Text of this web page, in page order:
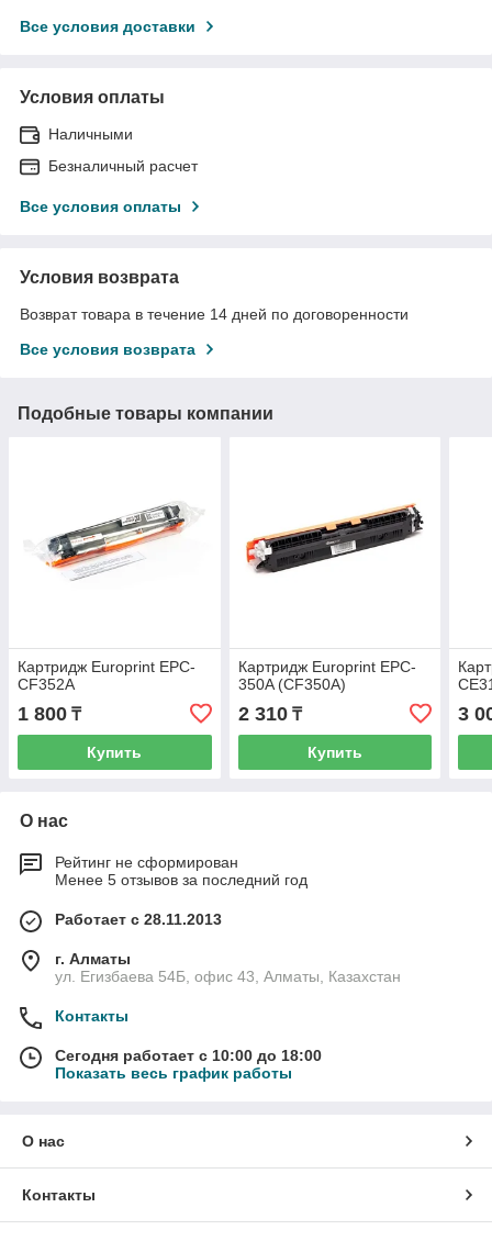
Все условия доставки
Условия оплаты
Наличными
Безналичный расчет
Все условия оплаты
Условия возврата
Возврат товара в течение 14 дней по договоренности
Все условия возврата
Подобные товары компании
Картридж Europrint EPC-
CF352A
1 800 ₸
Купить
Картридж Europrint EPC-
350A (CF350A)
2 310₸
Купить
3
О нас
Рейтинг не сформирован
Менее 5 отзывов за последний год
Работает с 28.11.2013
г. Алматы
ул. Егизбаева 54Б, офис 43, Алматы, Казахстан
Контакты
Сегодня работает с 10:00 до 18:00
Показать весь график работы
О нас
Контакты